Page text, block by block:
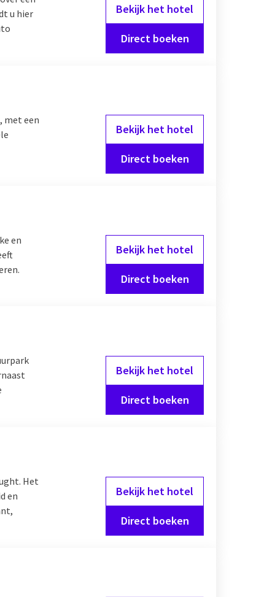
u hier
Bekijk het hotel
Direct boeken
met een
Bekijk het hotel
Direct boeken
en
Bekijk het hotel
Direct boeken
Bekijk het hotel
Direct boeken
Het
en
Bekijk het hotel
Direct boeken